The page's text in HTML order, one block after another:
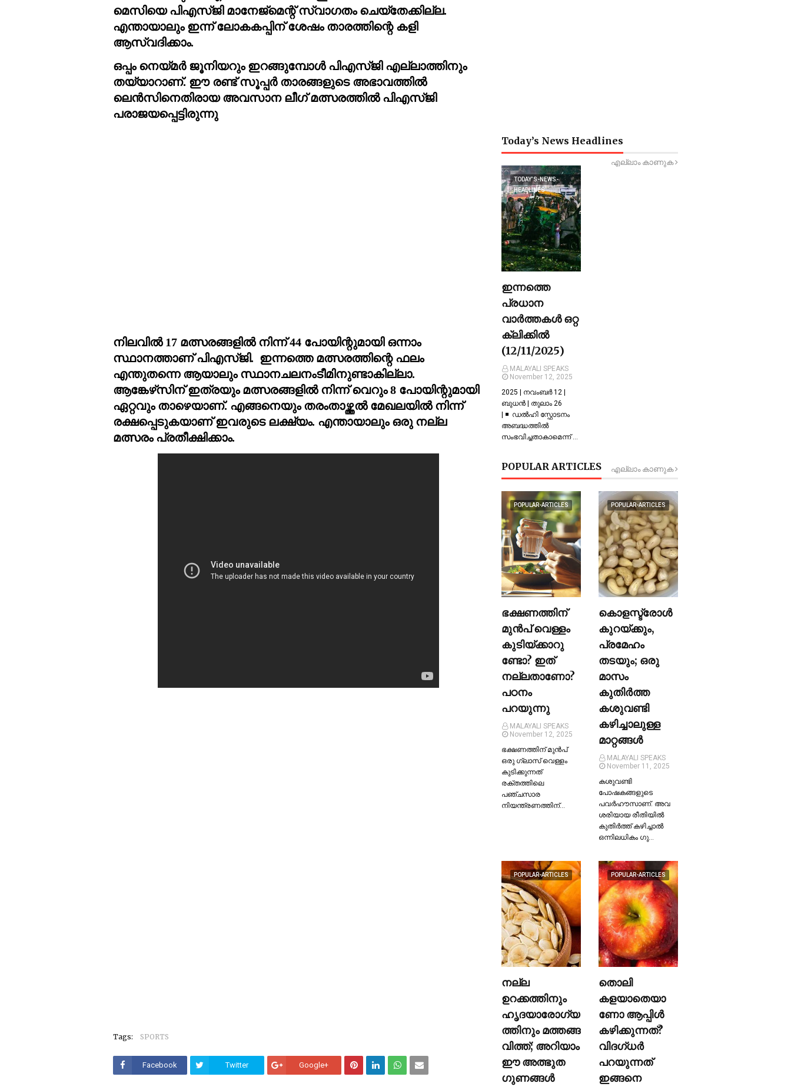
മെസിയെ പിഎസ്ജി മാനേജ്മെന്റ് സ്വാഗതം ചെയ്തേക്കില്ല.
എന്തായാലും ഇന്ന് ലോകകപ്പിന് ശേഷം താരത്തിന്റെ കളി
ആസ്വദിക്കാം.
ഒപ്പം നെയ്മർ ജൂനിയറും ഇറങ്ങുമ്പോൾ പിഎസ്ജി എല്ലാത്തിനും
തയ്യാറാണ്. ഈ രണ്ട് സൂപ്പർ താരങ്ങളുടെ അഭാവത്തിൽ
ലെൻസിനെതിരായ അവസാന ലീഗ് മത്സരത്തിൽ പിഎസ്ജി
പരാജയപ്പെട്ടിരുന്നു
നിലവിൽ 17 മത്സരങ്ങളിൽ നിന്ന് 44 പോയിന്റുമായി ഒന്നാം
സ്ഥാനത്താണ് പിഎസ്ജി.  ഇന്നത്തെ മത്സരത്തിന്റെ ഫലം
എന്തുതന്നെ ആയാലും സ്ഥാനചലനംടീമിനുണ്ടാകില്ലാ.
ആങ്കേഴ്‌സിന് ഇത്രയും മത്സരങ്ങളിൽ നിന്ന് വെറും 8 പോയിന്റുമായി
ഏറ്റവും താഴെയാണ്. എങ്ങനെയും തരംതാഴ്ത്തൽ മേഖലയിൽ നിന്ന്
രക്ഷപ്പെടുകയാണ് ഇവരുടെ ലക്ഷ്യം. എന്തായാലും ഒരു നല്ല
മത്സരം പ്രതീക്ഷിക്കാം.
Tags: SPORTS
Facebook Twitter Google+
Today’s News Headlines
എല്ലാം കാണുക
TODAY’S-NEWS-
HEADLINES
ഇന്നത്തെ
പ്രധാന
വാർത്തകൾ ഒറ്റ
ക്ലിക്കിൽ
(12/11/2025)
MALAYALI SPEAKS
November 12, 2025
2025 | നവംബർ 12 |
ബുധൻ | തുലാം 26
| ◾ ഡല്‍ഹി സ്ഫോടനം
അബദ്ധത്തില്‍
സംഭവിച്ചതാകാമെന്ന് …
POPULAR ARTICLES എല്ലാം കാണുക
POPULAR-ARTICLES
ഭക്ഷണത്തിന്
മുന്‍പ് വെള്ളം
കുടിയ്ക്കാറു
ണ്ടോ? ഇത്
നല്ലതാണോ?
പഠനം
പറയുന്നു
MALAYALI SPEAKS
November 12, 2025
ഭക്ഷണത്തിന് മുന്‍പ്
ഒരു ഗ്ലാസ് വെള്ളം
കുടിക്കുന്നത്
രക്തത്തിലെ
പഞ്ചസാര
നിയന്ത്രണത്തിന്…
POPULAR-ARTICLES
കൊളസ്ട്രോള്‍
കുറയ്ക്കും,
പ്രമേഹം
തടയും; ഒരു
മാസം
കുതിര്‍ത്ത
കശുവണ്ടി
കഴിച്ചാലുള്ള
മാറ്റങ്ങള്‍
MALAYALI SPEAKS
November 11, 2025
കശുവണ്ടി
പോഷകങ്ങളുടെ
പവർഹൗസാണ്. അവ
ശരിയായ രീതിയില്‍
കുതിർത്ത് കഴിച്ചാല്‍
ഒന്നിലധികം ഗു…
POPULAR-ARTICLES
നല്ല
ഉറക്കത്തിനും
ഹൃദയാരോഗ്യ
ത്തിനും മത്തങ്ങ
വിത്ത്; അറിയാം
ഈ അത്ഭുത
ഗുണങ്ങള്‍
POPULAR-ARTICLES
തൊലി
കളയാതെയാ
ണോ ആപ്പിള്‍
കഴിക്കുന്നത്?
വിദഗ്ധര്‍
പറയുന്നത്
ഇങ്ങനെ